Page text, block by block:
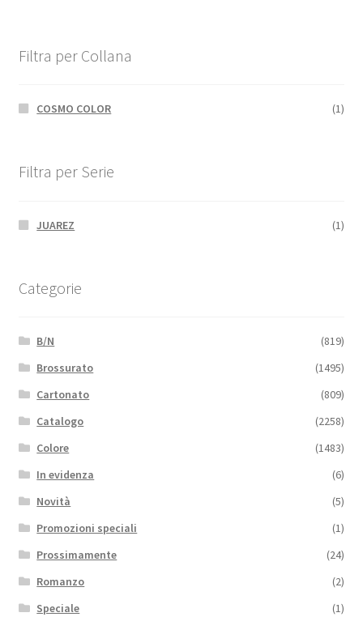
Filtra per Collana
COSMO COLOR (1)
Filtra per Serie
JUAREZ (1)
Categorie
B/N
(819)
Brossurato
(1495)
Cartonato
(809)
Catalogo
(2258)
Colore
(1483)
In evidenza
(6)
Novità
(5)
Promozioni speciali
(1)
Prossimamente
(24)
Romanzo
(2)
Speciale
(1)